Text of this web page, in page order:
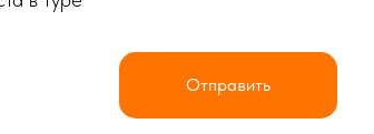
Отправить